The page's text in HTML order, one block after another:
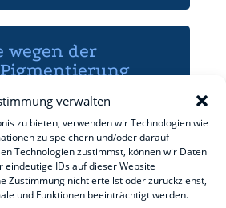
verwalten
zu bieten, verwenden wir Technologien wie
zu speichern und/oder darauf
Technologien zustimmst, können wir Daten
IDs auf dieser Website
Zustimmung nicht erteilst oder zurückziehst,
und Funktionen beeinträchtigt werden.
wegen der
das fast jeder
haben blaue
bei vielen Säuglingen
nicht wirklich blau,